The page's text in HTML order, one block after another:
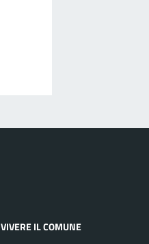
VIVERE IL COMUNE